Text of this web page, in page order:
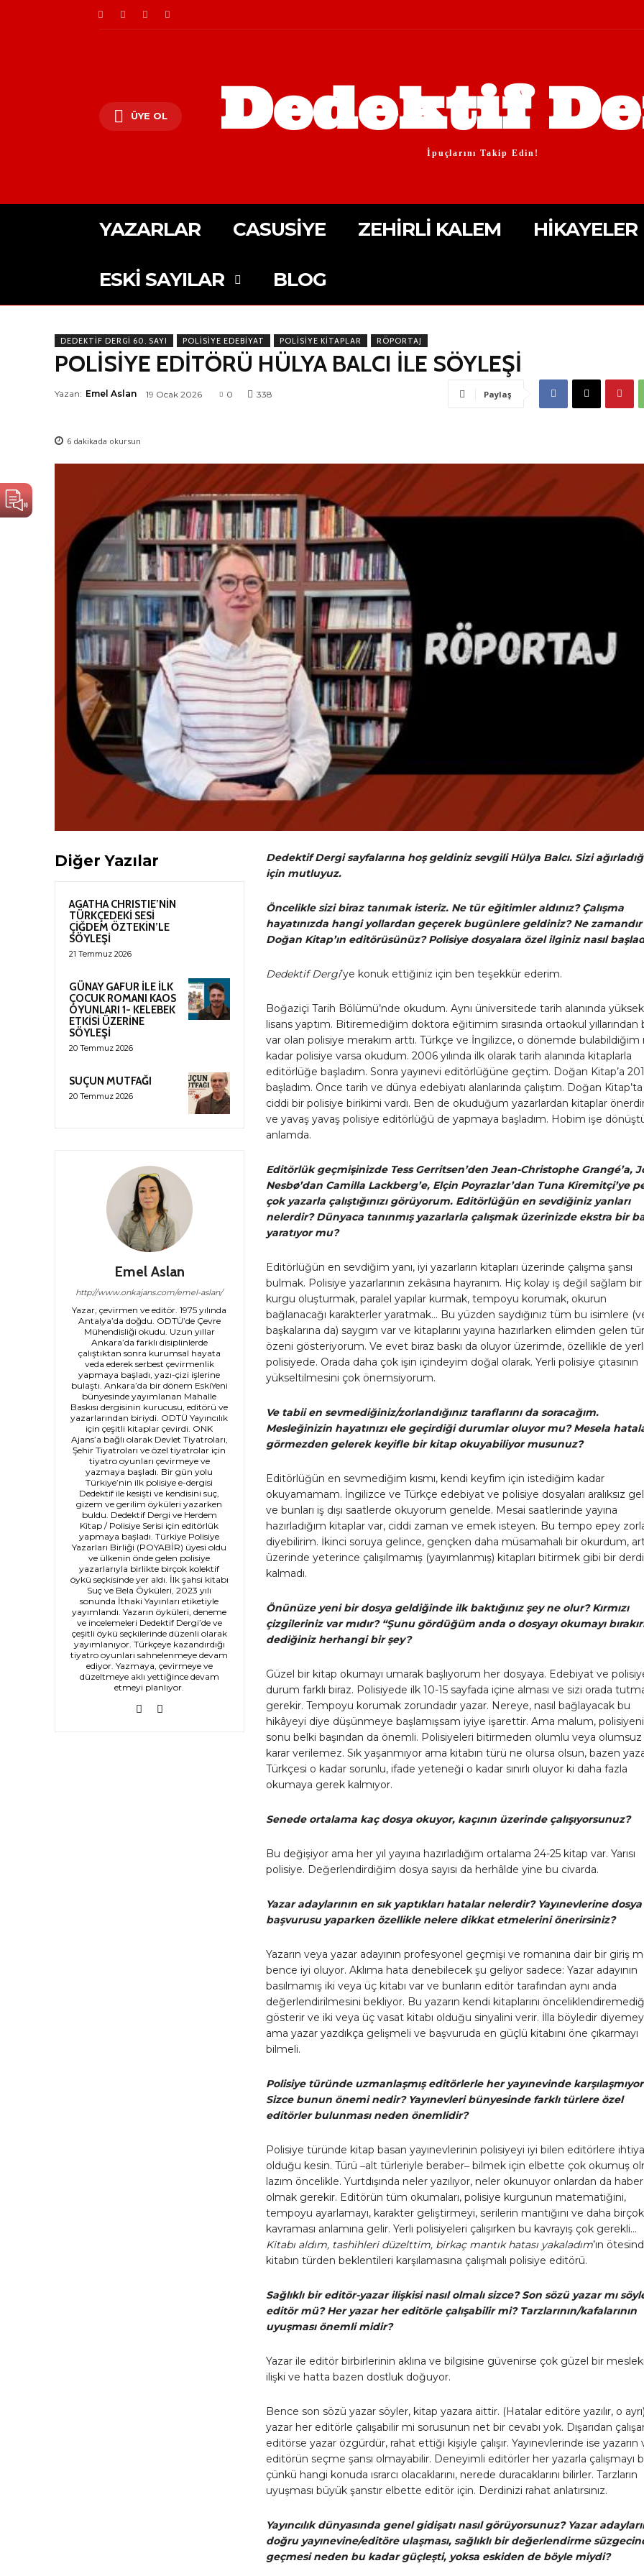
ÜYE OL Dedektif
İpuçlarını Takip Edin!
YAZARLAR CASUSIYE ZEHIRLI KALEM HIKAYELER
ESKI SAYILAR BLOG
DEDEKTIF DERGI 60. SAYI POLISIYE EDEBIYAT POLISIYE KITAPLAR RÖPORTAJ
POLİSİYE EDİTÖRÜ HÜLYA BALCI İLE SÖYLEŞİ
Yazan: Emel Aslan 19 Ocak 2026 0 338 Paylaş
6 dakikada okursun
Diğer Yazılar
AGATHA CHRISTIE’NİN
TÜRKÇEDEKİ SESİ
ÇİĞDEM ÖZTEKİN’LE
SÖYLEŞİ
21 Temmuz 2026
GÜNAY GAFUR İLE İLK
ÇOCUK ROMANI KAOS
OYUNLARI 1- KELEBEK
ETKİSİ ÜZERİNE
SÖYLEŞİ
20 Temmuz 2026
SUÇUN MUTFAĞI
20 Temmuz 2026
Emel Aslan
http://www.onkajans.com/emel-aslan/
Yazar, çevirmen ve editör. 1975 yılında
Antalya’da doğdu. ODTÜ’de Çevre
Mühendisliği okudu. Uzun yıllar
Ankara’da farklı disiplinlerde
çalıştıktan sonra kurumsal hayata
veda ederek serbest çevirmenlik
yapmaya başladı, yazı-çizi işlerine
bulaştı. Ankara’da bir dönem EskiYeni
bünyesinde yayımlanan Mahalle
Baskısı dergisinin kurucusu, editörü ve
yazarlarından biriydi. ODTÜ Yayıncılık
için çeşitli kitaplar çevirdi. ONK
Ajans’a bağlı olarak Devlet Tiyatroları,
Şehir Tiyatroları ve özel tiyatrolar için
tiyatro oyunları çevirmeye ve
yazmaya başladı. Bir gün yolu
Türkiye’nin ilk polisiye e-dergisi
Dedektif ile kesişti ve kendisini suç,
gizem ve gerilim öyküleri yazarken
buldu. Dedektif Dergi ve Herdem
Kitap / Polisiye Serisi için editörlük
yapmaya başladı. Türkiye Polisiye
Yazarları Birliği (POYABİR) üyesi oldu
ve ülkenin önde gelen polisiye
yazarlarıyla birlikte birçok kolektif
öykü seçkisinde yer aldı. İlk şahsi kitabı
Suç ve Bela Öyküleri, 2023 yılı
sonunda İthaki Yayınları etiketiyle
yayımlandı. Yazarın öyküleri, deneme
ve incelemeleri Dedektif Dergi’de ve
çeşitli öykü seçkilerinde düzenli olarak
yayımlanıyor. Türkçeye kazandırdığı
tiyatro oyunları sahnelenmeye devam
ediyor. Yazmaya, çevirmeye ve
düzeltmeye aklı yettiğince devam
etmeyi planlıyor.
Dedektif Dergi sayfalarına hoş geldiniz sevgili Hülya Balcı. Sizi
için mutluyuz.
Öncelikle sizi biraz tanımak isteriz. Ne tür eğitimler aldınız? Çalışma
hayatınızda hangi yollardan geçerek bugünlere geldiniz? Ne zamandır
Doğan Kitap’ın editörüsünüz? Polisiye dosyalara özel ilginiz nasıl
Dedektif Dergi’ye konuk ettiğiniz için ben teşekkür ederim.
Boğaziçi Tarih Bölümü’nde okudum. Aynı üniversitede tarih alanında yüksek
lisans yaptım. Bitiremediğim doktora eğitimim sırasında ortaokul yıllarından
var olan polisiye merakım arttı. Türkçe ve İngilizce, o dönemde bulabildiğim
kadar polisiye varsa okudum. 2006 yılında ilk olarak tarih alanında kitaplarla
editörlüğe başladım. Sonra yayınevi editörlüğüne geçtim. Doğan Kitap’a
başladım. Önce tarih ve dünya edebiyatı alanlarında çalıştım. Doğan Kitap’ta
ciddi bir polisiye birikimi vardı. Ben de okuduğum yazarlardan kitaplar
ve yavaş yavaş polisiye editörlüğü de yapmaya başladım. Hobim işe
anlamda.
Editörlük geçmişinizde Tess Gerritsen’den Jean-Christophe Grangé’a,
Nesbø’dan Camilla Lackberg’e, Elçin Poyrazlar’dan Tuna Kiremitçi’ye
çok yazarla çalıştığınızı görüyorum. Editörlüğün en sevdiğiniz yanları
nelerdir? Dünyaca tanınmış yazarlarla çalışmak üzerinizde ekstra bir
yaratıyor mu?
Editörlüğün en sevdiğim yanı, iyi yazarların kitapları üzerinde çalışma şansı
bulmak. Polisiye yazarlarının zekâsına hayranım. Hiç kolay iş değil sağlam bir
kurgu oluşturmak, paralel yapılar kurmak, tempoyu korumak, okurun
bağlanacağı karakterler yaratmak… Bu yüzden saydığınız tüm bu isimlere
başkalarına da) saygım var ve kitaplarını yayına hazırlarken elimden gelen
özeni gösteriyorum. Ve evet biraz baskı da oluyor üzerimde, özellikle de yerli
polisiyede. Orada daha çok işin içindeyim doğal olarak. Yerli polisiye çıtasının
yükseltilmesini çok önemsiyorum.
Ve tabii en sevmediğiniz/zorlandığınız taraflarını da soracağım.
Mesleğinizin hayatınızı ele geçirdiği durumlar oluyor mu? Mesela
görmezden gelerek keyifle bir kitap okuyabiliyor musunuz?
Editörlüğün en sevmediğim kısmı, kendi keyfim için istediğim kadar
okuyamamam. İngilizce ve Türkçe edebiyat ve polisiye dosyaları aralıksız
ve bunları iş dışı saatlerde okuyorum genelde. Mesai saatlerinde yayına
hazırladığım kitaplar var, ciddi zaman ve emek isteyen. Bu tempo epey
diyebilirim. İkinci soruya gelince, gençken daha müsamahalı bir okurdum,
üzerinde yeterince çalışılmamış (yayımlanmış) kitapları bitirmek gibi bir
kalmadı.
Önünüze yeni bir dosya geldiğinde ilk baktığınız şey ne olur? Kırmızı
çizgileriniz var mıdır? “Şunu gördüğüm anda o dosyayı okumayı
dediğiniz herhangi bir şey?
Güzel bir kitap okumayı umarak başlıyorum her dosyaya. Edebiyat ve
durum farklı biraz. Polisiyede ilk 10-15 sayfada içine alması ve sizi orada
gerekir. Tempoyu korumak zorundadır yazar. Nereye, nasıl bağlayacak bu
hikâyeyi diye düşünmeye başlamışsam iyiye işarettir. Ama malum,
sonu belki başından da önemli. Polisiyeleri bitirmeden olumlu veya olumsuz
karar verilemez. Sık yaşanmıyor ama kitabın türü ne olursa olsun, bazen
Türkçesi o kadar sorunlu, ifade yeteneği o kadar sınırlı oluyor ki daha fazla
okumaya gerek kalmıyor.
Senede ortalama kaç dosya okuyor, kaçının üzerinde çalışıyorsunuz?
Bu değişiyor ama her yıl yayına hazırladığım ortalama 24-25 kitap var. Yarısı
polisiye. Değerlendirdiğim dosya sayısı da herhâlde yine bu civarda.
Yazar adaylarının en sık yaptıkları hatalar nelerdir? Yayınevlerine dosya
başvurusu yaparken özellikle nelere dikkat etmelerini önerirsiniz?
Yazarın veya yazar adayının profesyonel geçmişi ve romanına dair bir giriş
bence iyi oluyor. Aklıma hata denebilecek şu geliyor sadece: Yazar adayının
basılmamış iki veya üç kitabı var ve bunların editör tarafından aynı anda
değerlendirilmesini bekliyor. Bu yazarın kendi kitaplarını
gösterir ve iki veya üç vasat kitabı olduğu sinyalini verir. İlla böyledir
ama yazar yazdıkça gelişmeli ve başvuruda en güçlü kitabını öne çıkarmayı
bilmeli.
Polisiye türünde uzmanlaşmış editörlerle her yayınevinde
Sizce bunun önemi nedir? Yayınevleri bünyesinde farklı türlere özel
editörler bulunması neden önemlidir?
Polisiye türünde kitap basan yayınevlerinin polisiyeyi iyi bilen editörlere
olduğu kesin. Türü ‒alt türleriyle beraber‒ bilmek için elbette çok okumuş
lazım öncelikle. Yurtdışında neler yazılıyor, neler okunuyor onlardan da
olmak gerekir. Editörün tüm okumaları, polisiye kurgunun matematiğini,
tempoyu ayarlamayı, karakter geliştirmeyi, serilerin mantığını ve daha
kavraması anlamına gelir. Yerli polisiyeleri çalışırken bu kavrayış çok gerekli…
Kitabı aldım, tashihleri düzelttim, birkaç mantık hatası yakaladım’ın
kitabın türden beklentileri karşılamasına çalışmalı polisiye editörü.
Sağlıklı bir editör-yazar ilişkisi nasıl olmalı sizce? Son sözü yazar mı
editör mü? Her yazar her editörle çalışabilir mi? Tarzlarının/kafalarının
uyuşması önemli midir?
Yazar ile editör birbirlerinin aklına ve bilgisine güvenirse çok güzel bir mesleki
ilişki ve hatta bazen dostluk doğuyor.
Bence son sözü yazar söyler, kitap yazara aittir. (Hatalar editöre yazılır, o
yazar her editörle çalışabilir mi sorusunun net bir cevabı yok. Dışarıdan
editörse yazar özgürdür, rahat ettiği kişiyle çalışır. Yayınevlerinde ise yazarın
editörün seçme şansı olmayabilir. Deneyimli editörler her yazarla çalışmayı
çünkü hangi konuda ısrarcı olacaklarını, nerede duracaklarını bilirler. Tarzların
uyuşması büyük şanstır elbette editör için. Derdinizi rahat anlatırsınız.
Yayıncılık dünyasında genel gidişatı nasıl görüyorsunuz? Yazar
doğru yayınevine/editöre ulaşması, sağlıklı bir değerlendirme
geçmesi neden bu kadar güçleşti, yoksa eskiden de böyle miydi?